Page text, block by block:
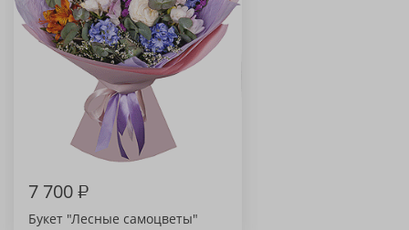
7 700₽
Букет "Лесные самоцветы"